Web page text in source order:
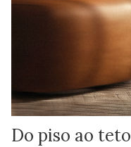
Do piso ao teto